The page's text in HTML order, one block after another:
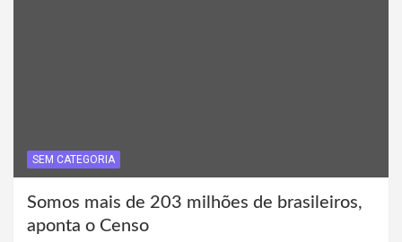
SEM CATEGORIA
Somos mais de 203 milhões de brasileiros,
aponta o Censo